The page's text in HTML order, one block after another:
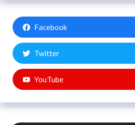
Facebook
Twitter
YouTube